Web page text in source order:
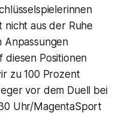
nicht aus der Ruhe
Anpassungen
diesen Positionen
zu 100 Prozent
vor dem Duell bei
Uhr/MagentaSport